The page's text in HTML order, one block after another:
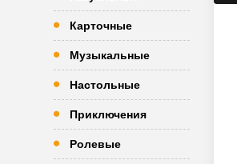
Карточные
Музыкальные
Настольные
Приключения
Ролевые